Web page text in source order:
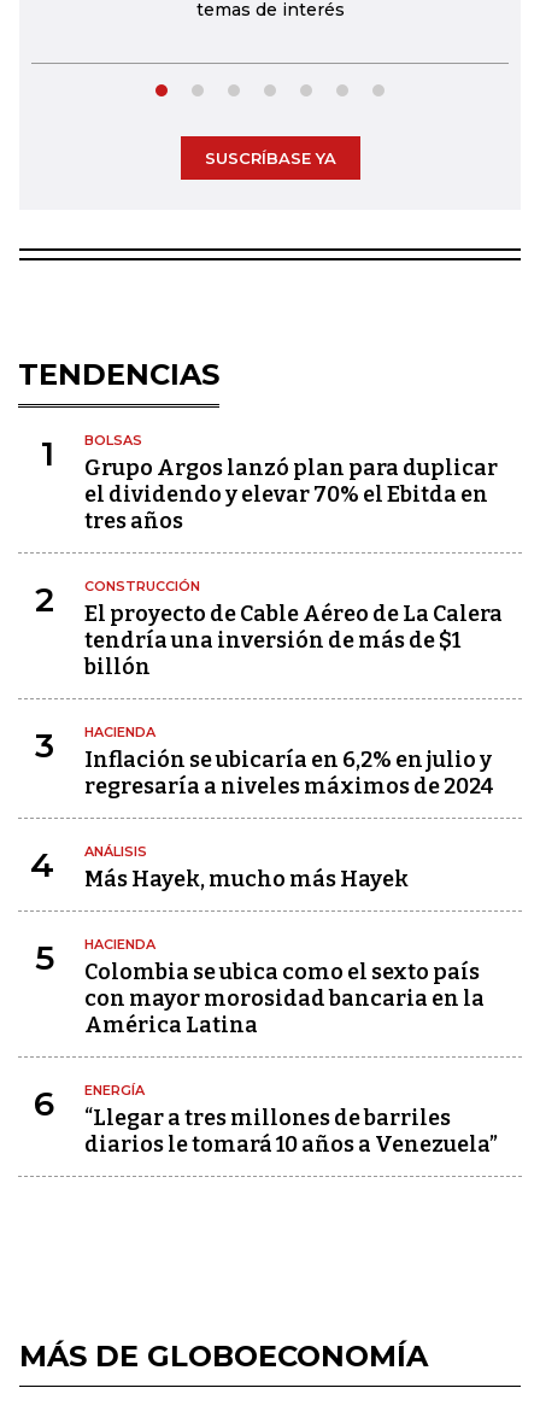
temas de interés
SUSCRÍBASE YA
TENDENCIAS
1 BOLSAS
Grupo Argos lanzó plan para duplicar
el dividendo y elevar 70% el Ebitda en
tres años
2 CONSTRUCCIÓN
El proyecto de Cable Aéreo de La Calera
tendría una inversión de más de $1
billón
3 HACIENDA
Inflación se ubicaría en 6,2% en julio y
regresaría a niveles máximos de 2024
4 ANÁLISIS
Más Hayek, mucho más Hayek
5 HACIENDA
Colombia se ubica como el sexto país
con mayor morosidad bancaria en la
América Latina
6 ENERGÍA
“Llegar a tres millones de barriles
diarios le tomará 10 años a Venezuela”
MÁS DE GLOBOECONOMÍA